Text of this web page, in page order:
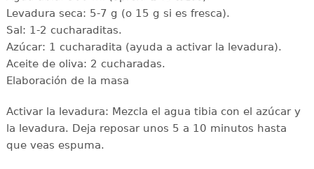
Levadura seca: 5-7 g (o 15 g si es fresca).
Sal: 1-2 cucharaditas.
Azúcar: 1 cucharadita (ayuda a activar la levadura).
Aceite de oliva: 2 cucharadas.
Elaboración de la masa
Activar la levadura: Mezcla el agua tibia con el azúcar y
la levadura. Deja reposar unos 5 a 10 minutos hasta
que veas espuma.